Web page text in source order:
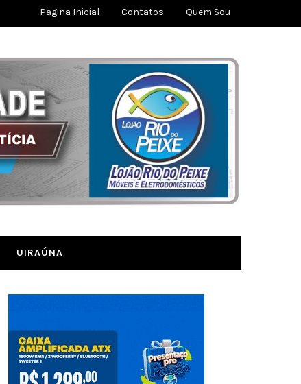
Pagina Inicial Contatos Quem Sou
UIRAÚNA